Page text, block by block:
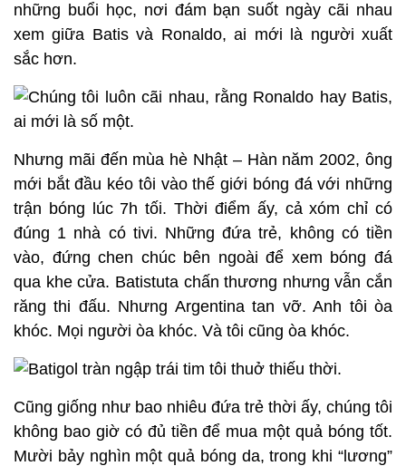
những buổi học, nơi đám bạn suốt ngày cãi nhau
xem giữa Batis và Ronaldo, ai mới là người xuất
sắc hơn.
Nhưng mãi đến mùa hè Nhật – Hàn năm 2002, ông
mới bắt đầu kéo tôi vào thế giới bóng đá với những
trận bóng lúc 7h tối. Thời điểm ấy, cả xóm chỉ có
đúng 1 nhà có tivi. Những đứa trẻ, không có tiền
vào, đứng chen chúc bên ngoài để xem bóng đá
qua khe cửa. Batistuta chấn thương nhưng vẫn cắn
răng thi đấu. Nhưng Argentina tan vỡ. Anh tôi òa
khóc. Mọi người òa khóc. Và tôi cũng òa khóc.
Cũng giống như bao nhiêu đứa trẻ thời ấy, chúng tôi
không bao giờ có đủ tiền để mua một quả bóng tốt.
Mười bảy nghìn một quả bóng da, trong khi “lương”